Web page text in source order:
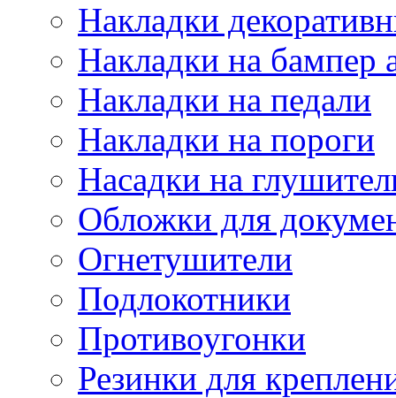
Накладки
Накладки на бампер
Накладки на педали
Накладки на пороги
Насадки на
Обложки для
Огнетушители
Подлокотники
Противоугонки
Резинки для